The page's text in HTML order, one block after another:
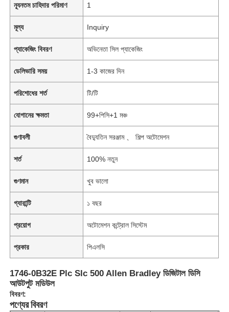
ন্যূনতম চাহিদার পরিমাণ 1
মূল্য Inquiry
প্যাকেজিং বিবরণ অভিনেতা সিল প্যাকেজিং
ডেলিভারি সময় 1-3 কাজের দিন
পরিশোধের শর্ত টি/টি
যোগানের ক্ষমতা 99+পিসি+1 মঞ্চ
গুণাবলী বৈদ্যুতিন সরঞ্জাম 、 শিল্প অটোমেশন
শর্ত 100% নতুন
গুণমান খুব ভালো
গ্যারান্টি ১ বছর
প্রয়োগ অটোমেশন কন্ট্রোল সিস্টেম
প্রকার পিএলসি
1746-0B32E Plc Slc 500 Allen Bradley ডিজিটাল ডিসি
আউটপুট মডিউল
বিবরণ:
পণ্যের বিবরণ